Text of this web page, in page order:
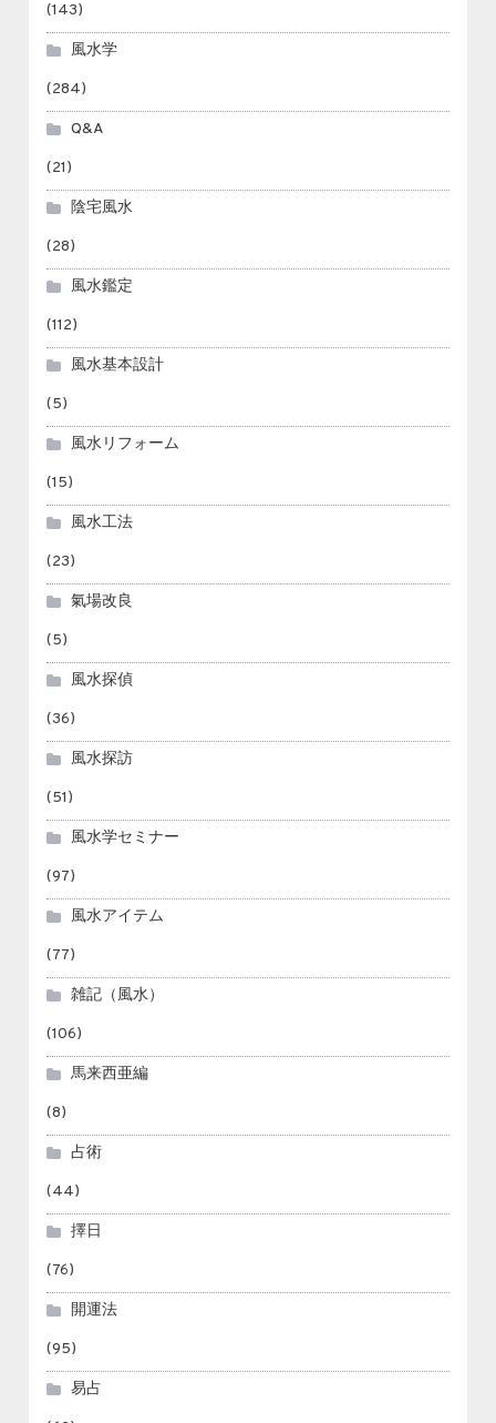
(143)
風水学
(284)
Q&A
(21)
陰宅風水
(28)
風水鑑定
(112)
風水基本設計
(5)
風水リフォーム
(15)
風水工法
(23)
氣場改良
(5)
風水探偵
(36)
風水探訪
(51)
風水学セミナー
(97)
風水アイテム
(77)
雑記（風水）
(106)
馬来西亜編
(8)
占術
(44)
擇日
(76)
開運法
(95)
易占